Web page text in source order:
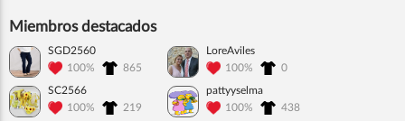
Miembros destacados
SGD2560
100%
865
LoreAviles
100%
0
SC2566
100%
219
pattyyselma
100%
438